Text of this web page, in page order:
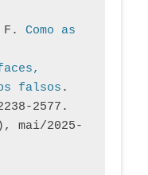
F. Como as
falsos
2577.
mai/2025-